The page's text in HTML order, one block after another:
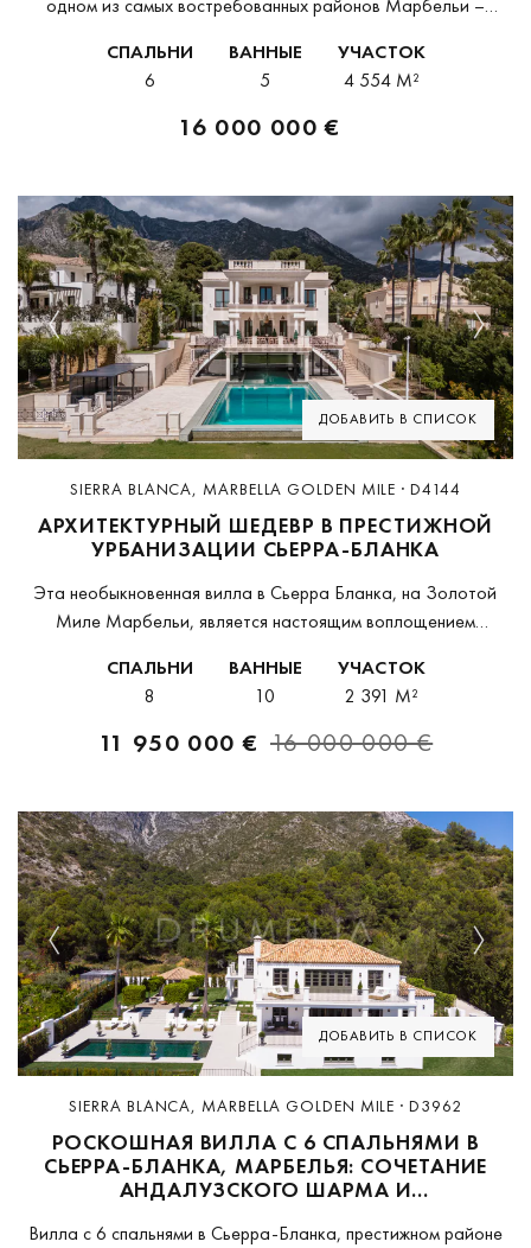
одном из самых востребованных районов Марбельи –
эксклюзивных жилых зон региона. Это великолепное
имущество, на данный момент завершённое...
СПАЛЬНИ
6
ВАННЫЕ
5
УЧАСТОК
4 554 M²
16 000 000 €
ДОБАВИТЬ В СПИСОК
Previous Next
SIERRA BLANCA, MARBELLA GOLDEN MILE · D4144
АРХИТЕКТУРНЫЙ ШЕДЕВР В ПРЕСТИЖНОЙ
УРБАНИЗАЦИИ СЬЕРРА-БЛАНКА
Эта необыкновенная вилла в Сьерра Бланка, на Золотой
Миле Марбельи, является настоящим воплощением
неподвластной времени изысканностью, она предлагает
захватывающие дух средиземноморские виды и
исключительный опыт...
СПАЛЬНИ
8
ВАННЫЕ
10
УЧАСТОК
2 391 M²
11 950 000 € 16 000 000 €
ДОБАВИТЬ В СПИСОК
Previous Next
SIERRA BLANCA, MARBELLA GOLDEN MILE · D3962
РОСКОШНАЯ ВИЛЛА С 6 СПАЛЬНЯМИ В
СЬЕРРА-БЛАНКА, МАРБЕЛЬЯ: СОЧЕТАНИЕ
АНДАЛУЗСКОГО ШАРМА И
Вилла с 6 спальнями в Сьерра-Бланка, престижном районе